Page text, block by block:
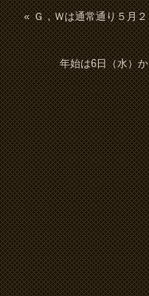
Ｇ，Ｗは通常通り５月
年始は6日（水）